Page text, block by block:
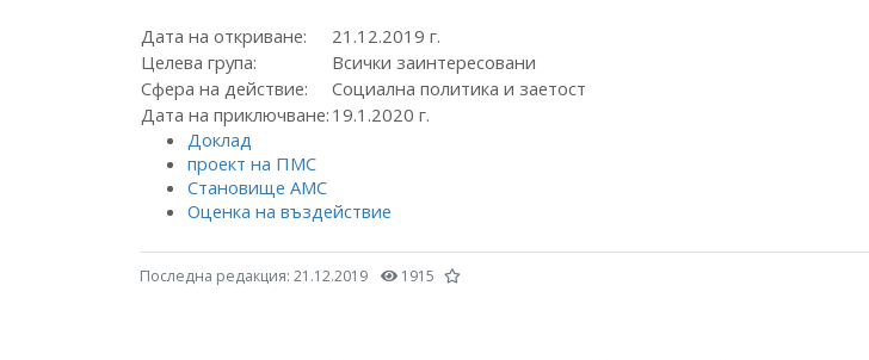
Дата на откриване:
21.12.2019 г.
Целева група:
Всички заинтересовани
Сфера на действие:
Социална политика и заетост
Дата на приключване: 19.1.2020 г.
Доклад
проект на ПМС
Становище АМС
Оценка на въздействие
Последна редакция: 21.12.2019 1915